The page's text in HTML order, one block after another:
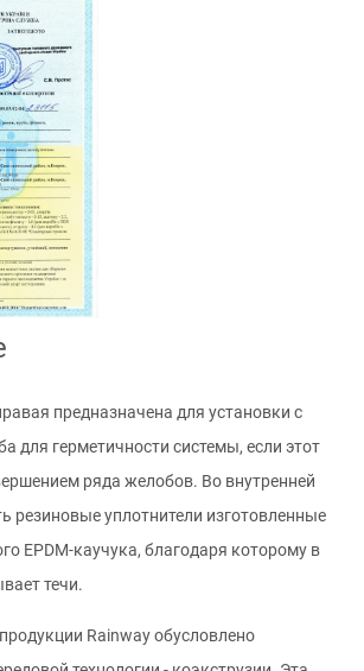
предназначена для установки с
для герметичности системы, если этот
ряда желобов. Во внутренней
резиновые уплотнители изготовленные
EPDM-каучука, благодаря которому в
течи.
Rainway обусловлено